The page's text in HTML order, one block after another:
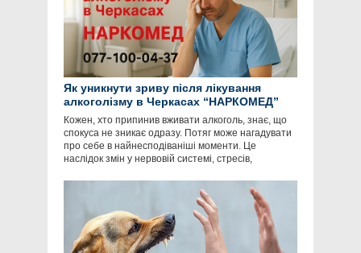
Як уникнути зриву після лікування
алкоголізму в Черкасах “НАРКОМЕД”
Кожен, хто припинив вживати алкоголь, знає, що
спокуса не зникає одразу. Потяг може нагадувати
про себе в найнесподіваніші моменти. Це
наслідок змін у нервовій системі, стресів,